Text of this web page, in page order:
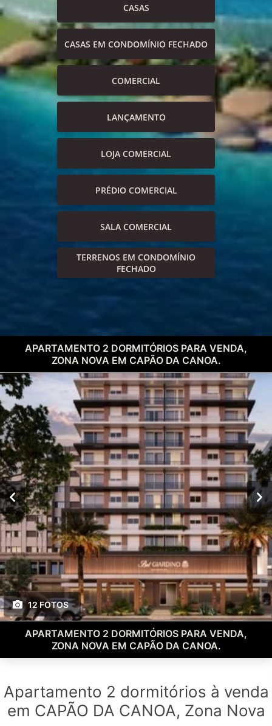
CASAS
CASAS EM CONDOMÍNIO FECHADO
COMERCIAL
LANÇAMENTO
LOJA COMERCIAL
PRÉDIO COMERCIAL
SALA COMERCIAL
TERRENOS EM CONDOMÍNIO
FECHADO
APARTAMENTO 2 DORMITÓRIOS PARA VENDA,
ZONA NOVA EM CAPÃO DA CANOA.
12 FOTOS
APARTAMENTO 2 DORMITÓRIOS PARA VENDA,
ZONA NOVA EM CAPÃO DA CANOA.
Apartamento 2 dormitórios à venda
em CAPÃO DA CANOA, Zona Nova